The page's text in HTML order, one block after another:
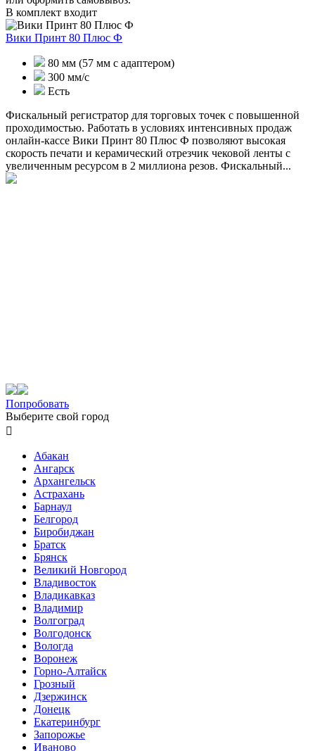
В комплект входит
Вики Принт 80 Плюс Ф
80 мм (57 мм с адаптером)
300 мм/с
Есть
Фискальный регистратор для торговых точек с повышенной
проходимостью. Работать в условиях интенсивных продаж
онлайн-кассе Вики Принт 80 Плюс Ф позволяют высокая
скорость печати и керамический отрезчик чековой ленты с
увеличенным ресурсом в 2 миллиона резов. Фискальный...
Попробовать
Выберите свой город

Абакан
Ангарск
Архангельск
Астрахань
Барнаул
Белгород
Биробиджан
Братск
Брянск
Великий Новгород
Владивосток
Владикавказ
Владимир
Волгоград
Волгодонск
Вологда
Воронеж
Горно-Алтайск
Грозный
Дзержинск
Донецк
Екатеринбург
Запорожье
Иваново